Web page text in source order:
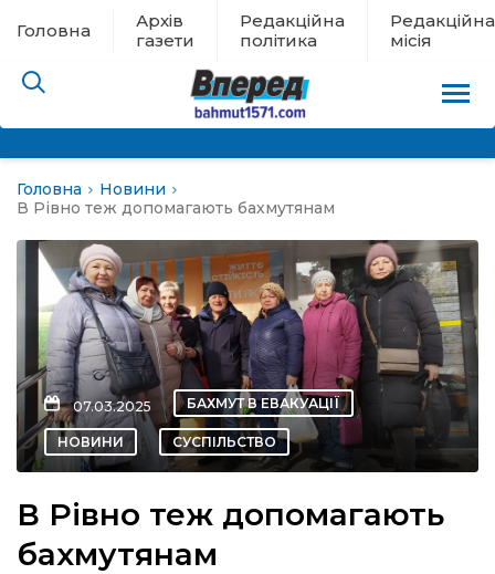
Головна
Архів
газети
Редакційна
політика
Редакційна
місія
евакуації
новини
Головна
Новини
В Рівно теж допомагають бахмутянам
07.03.2025 БАХМУТ В ЕВАКУАЦІЇ
НОВИНИ СУСПІЛЬСТВО
В Рівно теж допомагають
бахмутянам